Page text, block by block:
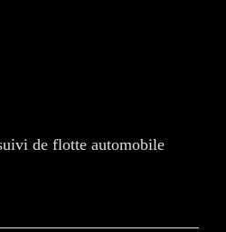
de flotte automobile